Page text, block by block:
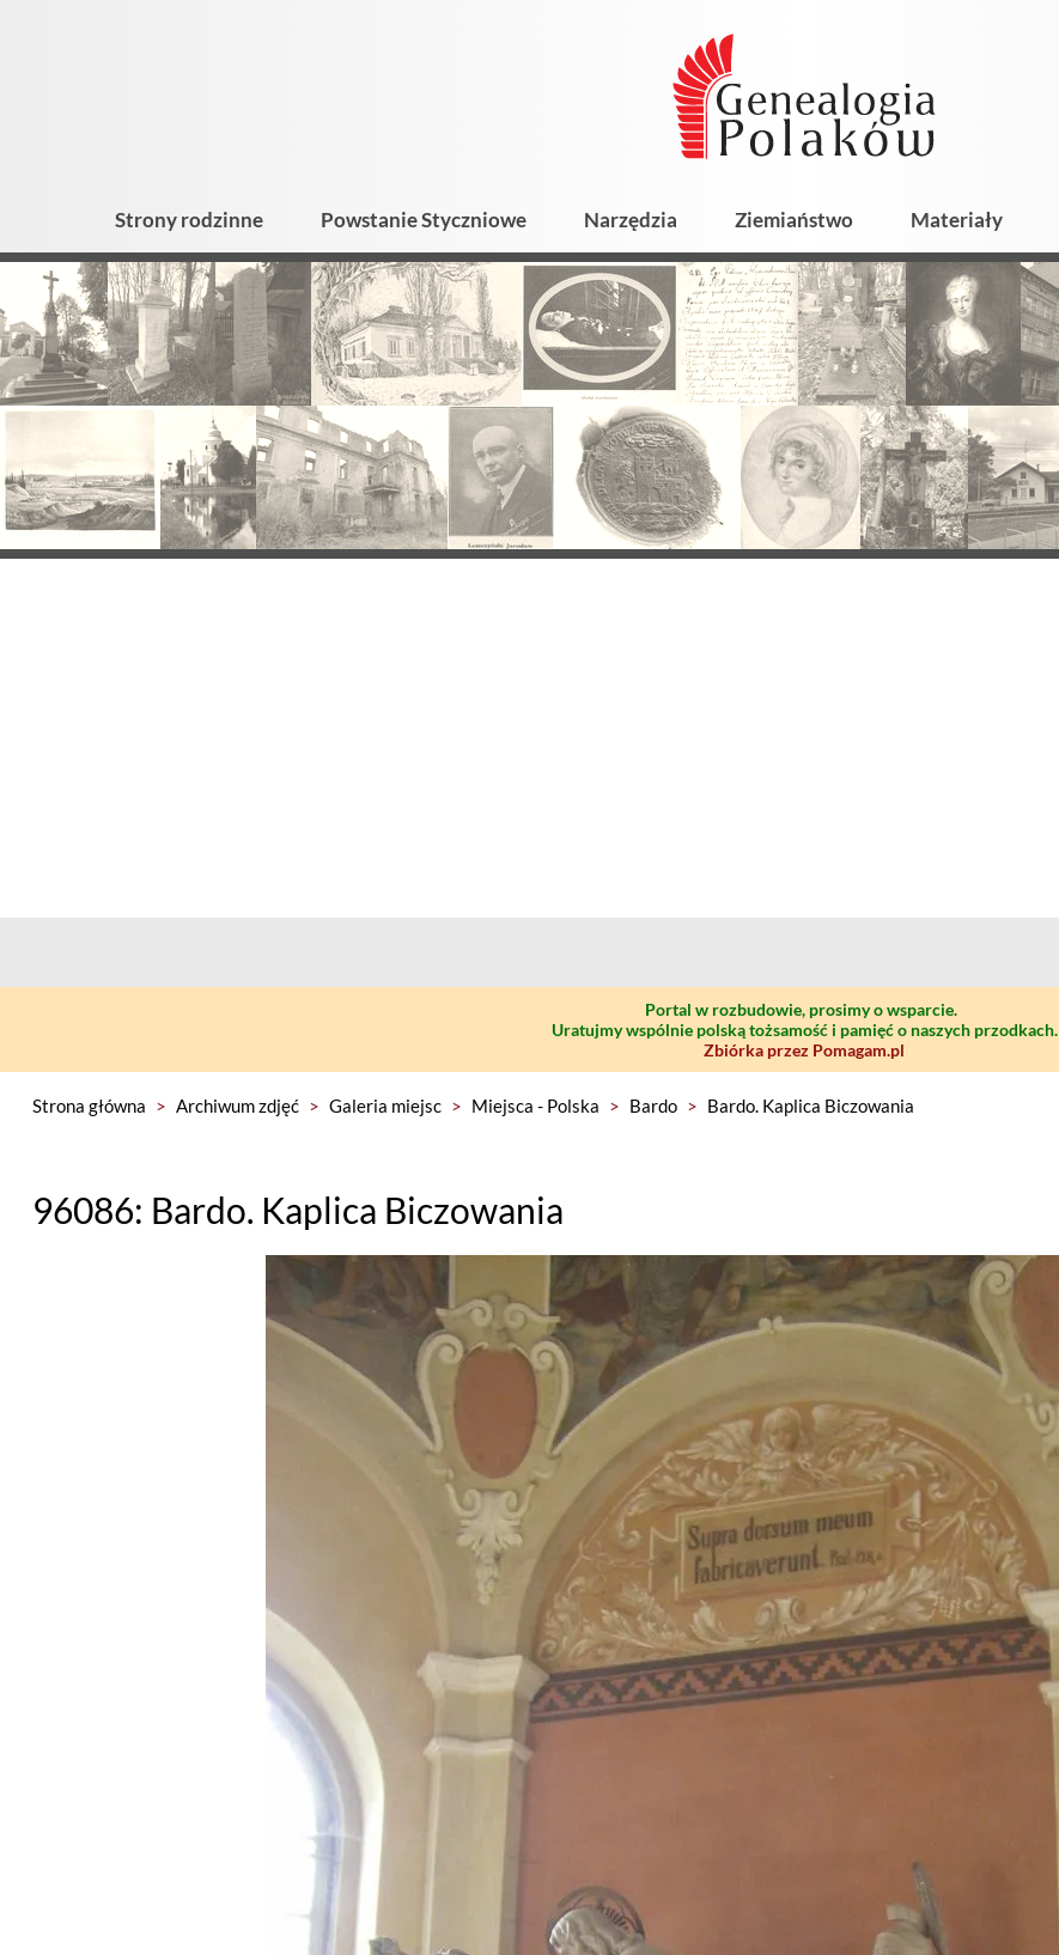
Strony rodzinne Powstanie Styczniowe Narzędzia Ziemiaństwo Materiały
Portal w rozbudowie, prosimy o wsparcie.
Uratujmy wspólnie polską tożsamość i pamięć o naszych przodkach.
Zbiórka przez Pomagam.pl
Strona główna > Archiwum zdjęć > Galeria miejsc > Miejsca - Polska > Bardo > Bardo. Kaplica Biczowania
96086: Bardo. Kaplica Biczowania